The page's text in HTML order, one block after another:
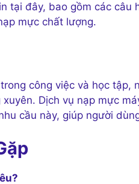
tại đây, bao gồm các
mực chất lượng.
công việc và học
Dịch vụ nạp mực
cầu này, giúp người